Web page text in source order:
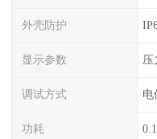
外壳防护
显示参数
调试方式 电
功耗